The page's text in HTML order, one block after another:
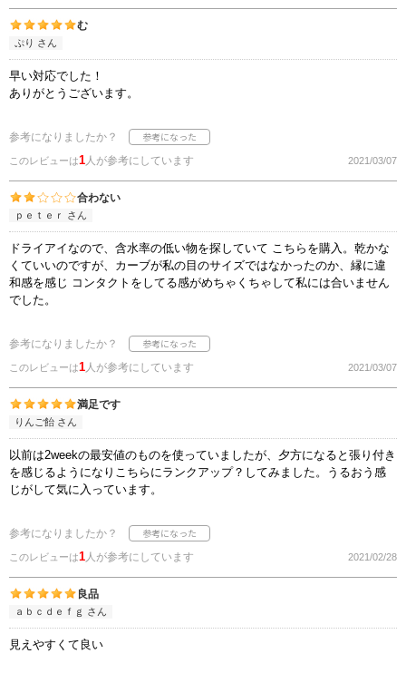
む
ぷり さん
早い対応でした！
ありがとうございます。
参考になりましたか？
このレビューは1人が参考にしています 2021/03/07
合わない
ｐｅｔｅｒ さん
ドライアイなので、含水率の低い物を探していて こちらを購入。乾かな
くていいのですが、カーブが私の目のサイズではなかったのか、縁に違
和感を感じ コンタクトをしてる感がめちゃくちゃして私には合いません
でした。
参考になりましたか？
このレビューは1人が参考にしています 2021/03/07
満足です
りんご飴 さん
以前は2weekの最安値のものを使っていましたが、夕方になると張り付き
を感じるようになりこちらにランクアップ？してみました。うるおう感
じがして気に入っています。
参考になりましたか？
このレビューは1人が参考にしています 2021/02/28
良品
ａｂｃｄｅｆｇ さん
見えやすくて良い